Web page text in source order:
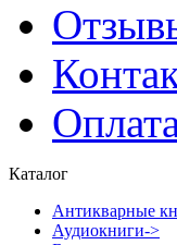
Каталог
Антикварные
Аудиокниги->